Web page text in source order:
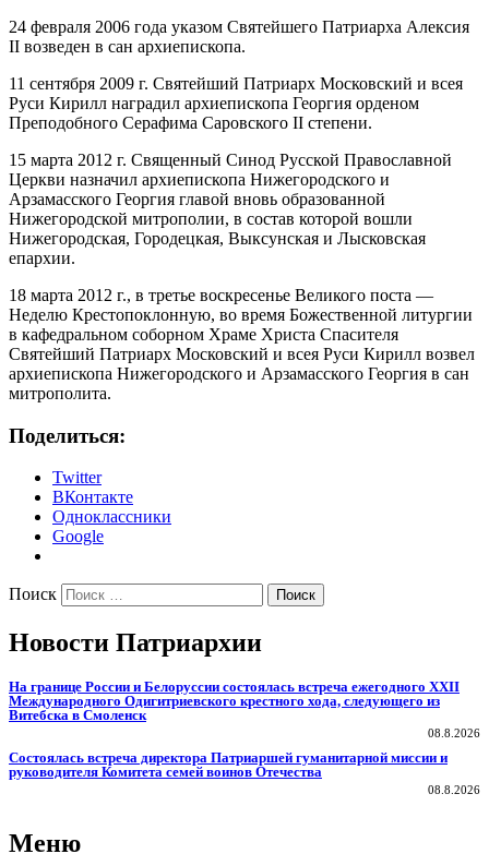
24 февраля 2006 года указом Святейшего Патриарха Алексия
II возведен в сан архиепископа.
11 сентября 2009 г. Святейший Патриарх Московский и всея
Руси Кирилл наградил архиепископа Георгия орденом
Преподобного Серафима Саровского II степени.
15 марта 2012 г. Священный Синод Русской Православной
Церкви назначил архиепископа Нижегородского и
Арзамасского Георгия главой вновь образованной
Нижегородской митрополии, в состав которой вошли
Нижегородская, Городецкая, Выксунская и Лысковская
епархии.
18 марта 2012 г., в третье воскресенье Великого поста —
Неделю Крестопоклонную, во время Божественной литургии
в кафедральном соборном Храме Христа Спасителя
Святейший Патриарх Московский и всея Руси Кирилл возвел
архиепископа Нижегородского и Арзамасского Георгия в сан
митрополита.
Поделиться:
Twitter
ВКонтакте
Одноклассники
Google
Поиск
Новости Патриархии
На границе России и Белоруссии состоялась встреча ежегодного XXII
Международного Одигитриевского крестного хода, следующего из
Витебска в Смоленск
08.8.2026
Состоялась встреча директора Патриаршей гуманитарной миссии и
руководителя Комитета семей воинов Отечества
08.8.2026
Меню